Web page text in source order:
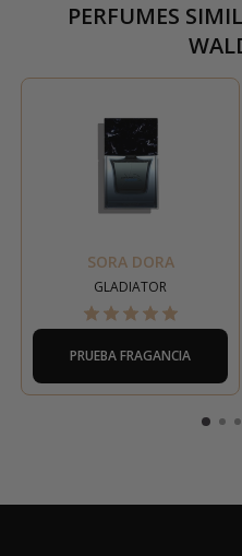
PERFUMES
SORA DORA
GLADIATOR
PRUEBA FRAGANCIA